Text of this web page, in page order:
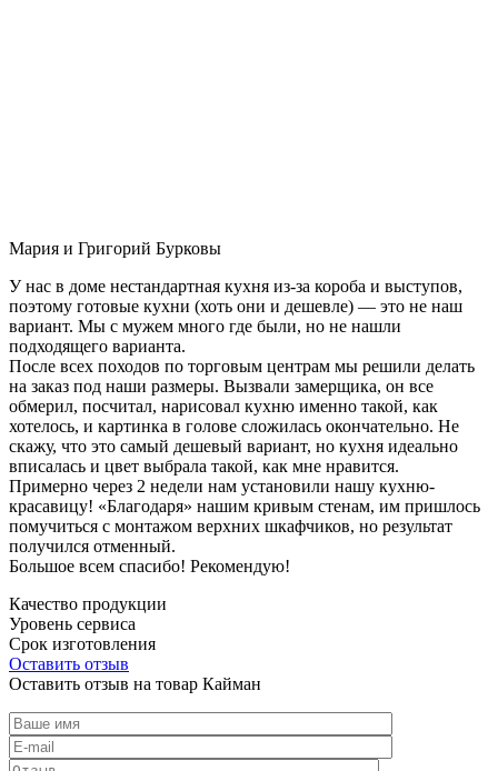
Мария и Григорий Бурковы
У нас в доме нестандартная кухня из-за короба и выступов,
поэтому готовые кухни (хоть они и дешевле) — это не наш
вариант. Мы с мужем много где были, но не нашли
подходящего варианта.
После всех походов по торговым центрам мы решили делать
на заказ под наши размеры. Вызвали замерщика, он все
обмерил, посчитал, нарисовал кухню именно такой, как
хотелось, и картинка в голове сложилась окончательно. Не
скажу, что это самый дешевый вариант, но кухня идеально
вписалась и цвет выбрала такой, как мне нравится.
Примерно через 2 недели нам установили нашу кухню-
красавицу! «Благодаря» нашим кривым стенам, им пришлось
помучиться с монтажом верхних шкафчиков, но результат
получился отменный.
Большое всем спасибо! Рекомендую!
Качество продукции
Уровень сервиса
Срок изготовления
Оставить отзыв
Оставить отзыв на товар Кайман